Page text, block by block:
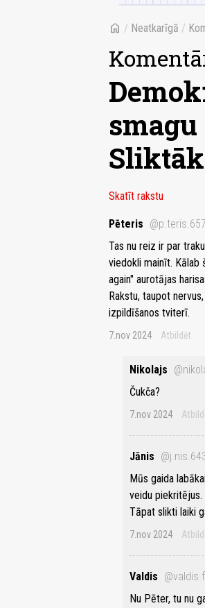
home / Neatkarīgā /
Skatīt rakstu
Pēteris
Tas nu reiz ir par
viedokli mainīt. Kālab
again" aurotājas
Rakstu, taupot
izpildīšanos tviterī.
7.nov 2024 Atbildēt
Nikolajs
Čukča?
7.nov 2024
Jānis
Mūs gaida
veidu
Tāpat slikti laiki
7.nov 2024
Valdis
Nu Pēter, tu nu